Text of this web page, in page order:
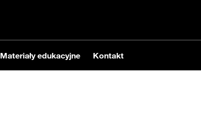
Materiały edukacyjne Kontakt